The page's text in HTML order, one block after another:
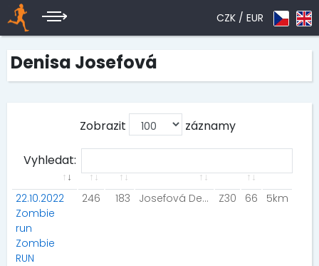
CZK / EUR
Denisa Josefová
Zobrazit záznamy
Vyhledat:
22.10.2022
Zombie
run
Zombie
RUN
246 183 Josefová Denisa Z30 66 5km